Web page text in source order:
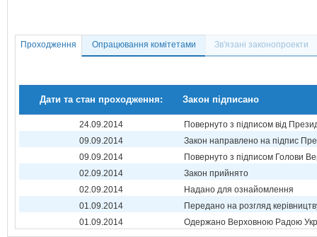
Проходження Опрацювання комітетами Зв'язані законопроекти
Дати та стан проходження: Закон підписано
24.09.2014
Повернуто з підписом від
09.09.2014
Закон направлено на підпис
09.09.2014
Повернуто з підписом Голови
02.09.2014
Закон прийнято
02.09.2014
Надано для ознайомлення
01.09.2014
Передано на розгляд
01.09.2014
Одержано Верховною Радою